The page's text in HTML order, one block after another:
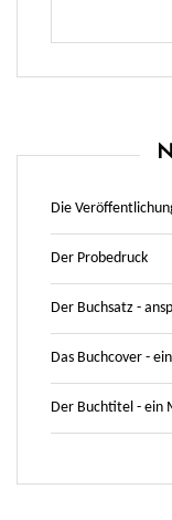
Die
Der Probedruck
Der Buchsatz -
Das Buchcover -
Der Buchtitel - ein